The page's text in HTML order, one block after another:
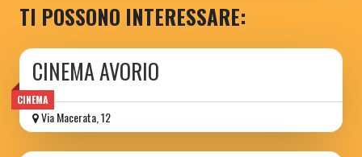
TI POSSONO INTERESSARE:
CINEMA
CINEMA AVORIO
Via Macerata, 12